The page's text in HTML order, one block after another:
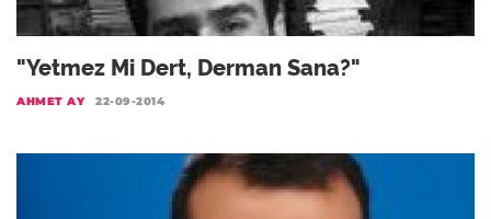
"Yetmez Mi Dert, Derman Sana?"
AHMET AY 22-09-2014